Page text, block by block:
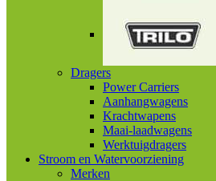
Dragers
Power Carriers
Aanhangwagens
Krachtwapens
Maai-laadwagens
Werktuigdragers
Stroom en Watervoorziening
Merken